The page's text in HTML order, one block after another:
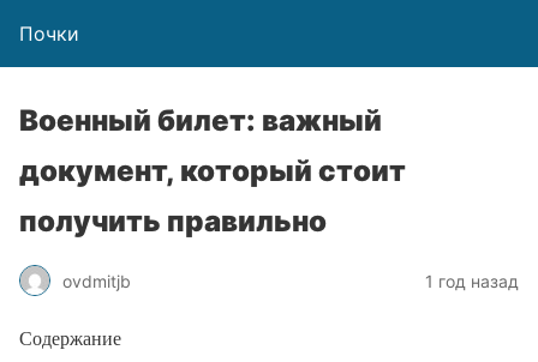
Почки
Военный билет: важный
документ, который стоит
получить правильно
ovdmitjb 1 год назад
Содержание